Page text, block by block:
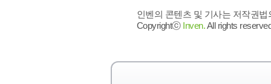
인벤의 콘텐츠 및 기사는 저작권
Copyrightⓒ Inven.All rights